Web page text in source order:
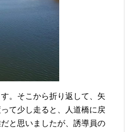
。そこから折り返して、矢
て少し走ると、人道橋に戻
と思いましたが、誘導員の